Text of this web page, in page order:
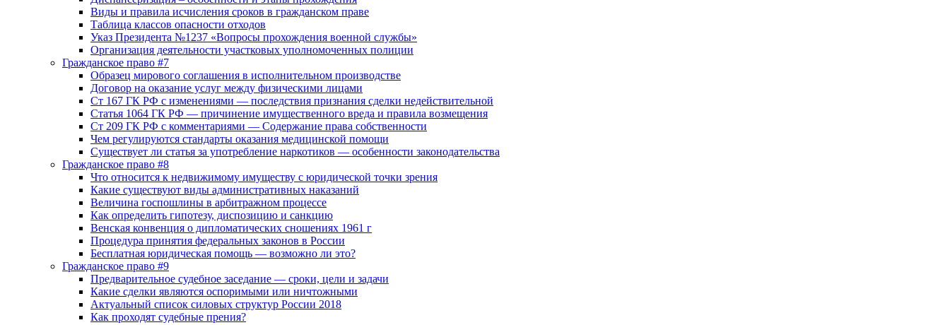
Виды и правила исчисления сроков в гражданском праве
Таблица классов опасности отходов
Указ Президента №1237 «Вопросы прохождения военной службы»
Организация деятельности участковых уполномоченных полиции
Гражданское право #7
Образец мирового соглашения в исполнительном производстве
Договор на оказание услуг между физическими лицами
Ст 167 ГК РФ с изменениями — последствия признания сделки недействительной
Статья 1064 ГК РФ — причинение имущественного вреда и правила возмещения
Ст 209 ГК РФ с комментариями — Содержание права собственности
Чем регулируются стандарты оказания медицинской помощи
Существует ли статья за употребление наркотиков — особенности законодательства
Гражданское право #8
Что относится к недвижимому имуществу с юридической точки зрения
Какие существуют виды административных наказаний
Величина госпошлины в арбитражном процессе
Как определить гипотезу, диспозицию и санкцию
Венская конвенция о дипломатических сношениях 1961 г
Процедура принятия федеральных законов в России
Бесплатная юридическая помощь — возможно ли это?
Гражданское право #9
Предварительное судебное заседание — сроки, цели и задачи
Какие сделки являются оспоримыми или ничтожными
Актуальный список силовых структур России 2018
Как проходят судебные прения?